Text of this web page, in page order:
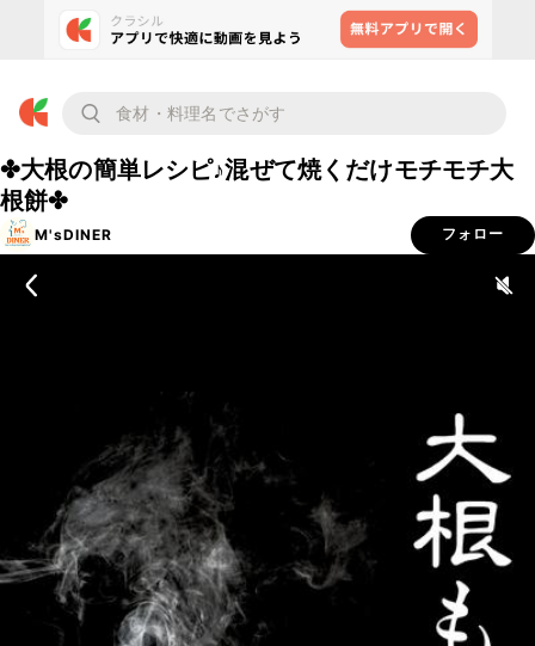
✤大根の簡単レシピ♪混ぜて焼くだけモチモチ大
根餅✤
M'sDINER フォロー